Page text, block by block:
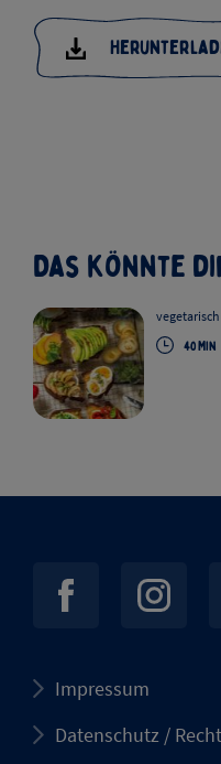
Das könnte
40Min
Impressum
Datenschutz / Recht